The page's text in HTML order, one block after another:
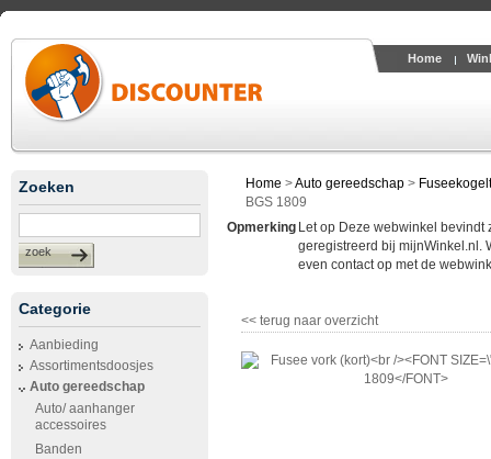
Home
Zoeken
zoek
Categorie
Aanbieding
Assortimentsdoosjes
Auto gereedschap
Auto/ aanhanger
accessoires
Banden
Home >Auto gereedschap >
BGS 1809
Opmerking Let op Deze webwinkel
geregistreerd bij mijnWinkel.nl.
even contact op met de
<< terug naar overzicht